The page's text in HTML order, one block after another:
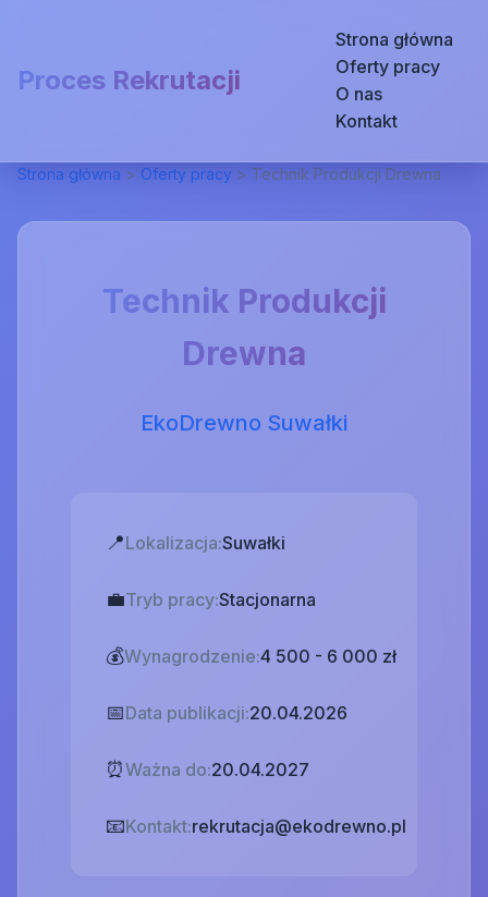
Proces Rekrutacji
Strona główna
Oferty pracy
O nas
Kontakt
Strona główna > Oferty pracy > Technik Produkcji Drewna
Technik Produkcji
Drewna
EkoDrewno Suwałki
📍Lokalizacja:Suwałki
💼Tryb pracy:Stacjonarna
💰Wynagrodzenie:4 500 - 6 000 zł
📅Data publikacji:20.04.2026
⏰Ważna do:20.04.2027
📧Kontakt:rekrutacja@ekodrewno.pl